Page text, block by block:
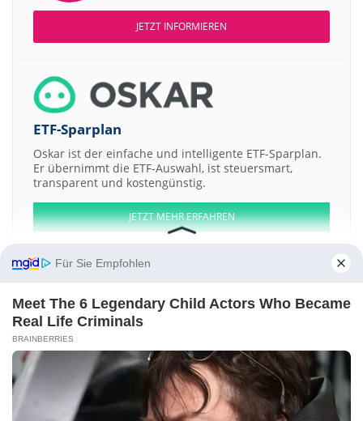
JETZT INFORMIEREN
ETF-Sparplan
Oskar ist der einfache und intelligente ETF-Sparplan.
Er übernimmt die ETF-Auswahl, ist steuersmart,
transparent und kostengünstig.
JETZT MEHR ERFAHREN
Aktien ATX DAX EuroStoxx 50 Dow Jones NASDAQ 100 Nikkei 225
Weitere Aktien:
Engel Resources and Development Merchant & Industrial Properties
ROSSETI
African Cellular Towers
William Tell Holdings
Kontakt
Impressum-Werbung- Barrierefreiheit
Für Sie Empfohlen
Meet The 6 Legendary Child Actors Who Became
Real Life Criminals
BRAINBERRIES